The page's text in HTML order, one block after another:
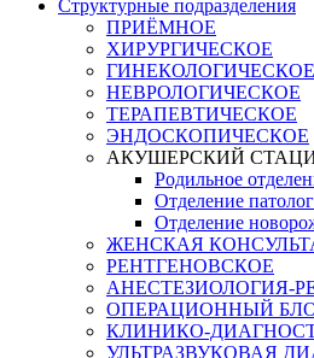
Структурные подразделения
ПРИЁМНОЕ
ХИРУРГИЧЕСКОЕ
ГИНЕКОЛОГИЧЕСКОЕ
НЕВРОЛОГИЧЕСКОЕ
ТЕРАПЕВТИЧЕСКОЕ
ЭНДОСКОПИЧЕСКОЕ
АКУШЕРСКИЙ
Родильное
Отделение
Отделение
ЖЕНСКАЯ
РЕНТГЕНОВСКОЕ
АНЕСТЕЗИОЛОГИЯ-
ОПЕРАЦИОННЫЙ
КЛИНИКО-
УЛЬТРАЗВУКОВАЯ